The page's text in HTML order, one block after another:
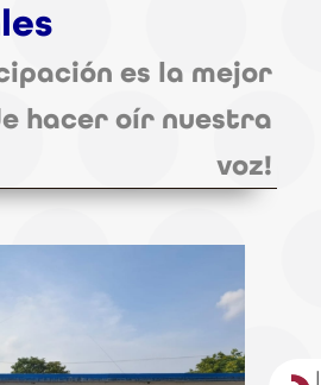
es la mejor
hacer oír nuestra
voz!